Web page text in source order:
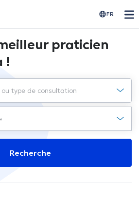
FR
praticien
!
Recherche